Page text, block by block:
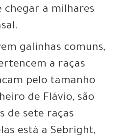
chegar a milhares
galinhas comuns,
a raças
pelo tamanho
de Flávio, são
de sete raças
está a Sebright,